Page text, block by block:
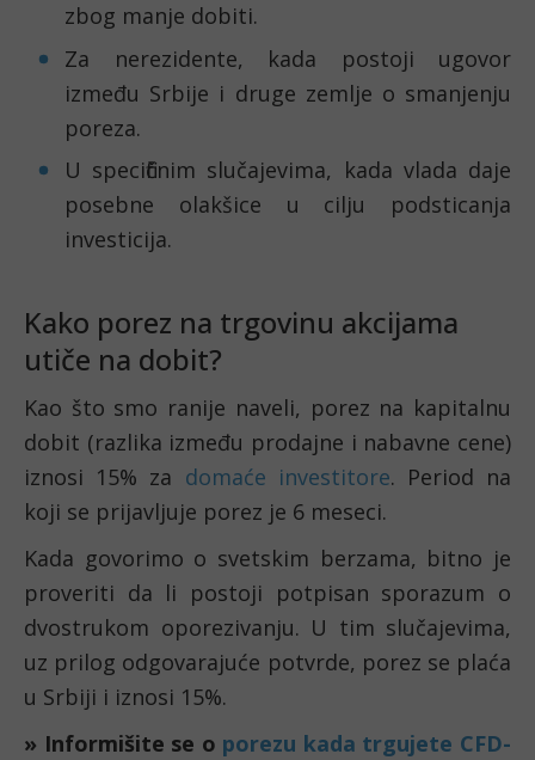
zbog manje dobiti.
Za nerezidente, kada postoji ugovor
između Srbije i druge zemlje o smanjenju
poreza.
U specifičnim slučajevima, kada vlada daje
posebne olakšice u cilju podsticanja
investicija.
Kako porez na trgovinu akcijama
utiče na dobit?
Kao što smo ranije naveli, porez na kapitalnu
dobit (razlika između prodajne i nabavne cene)
iznosi 15% za domaće investitore. Period na
koji se prijavljuje porez je 6 meseci.
Kada govorimo o svetskim berzama, bitno je
proveriti da li postoji potpisan sporazum o
dvostrukom oporezivanju. U tim slučajevima,
uz prilog odgovarajuće potvrde, porez se plaća
u Srbiji i iznosi 15%.
» Informišite se o porezu kada trgujete CFD-